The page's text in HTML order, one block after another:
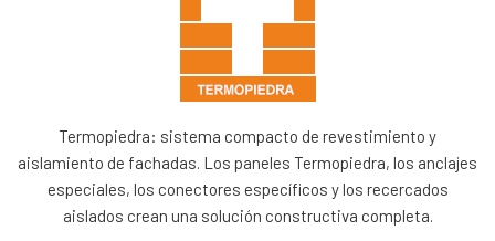
Termopiedra: sistema compacto de revestimiento y
aislamiento de fachadas. Los paneles Termopiedra, los anclajes
especiales, los conectores específicos y los recercados
aislados crean una solución constructiva completa.